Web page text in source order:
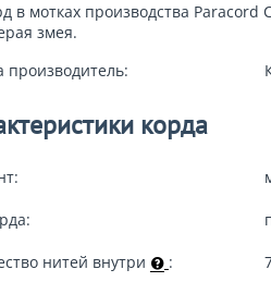
в мотках производства
змея.
производитель:
корда
нитей внутри :